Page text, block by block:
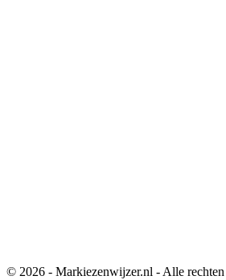
© 2026 - Markiezenwijzer.nl - Alle rechten